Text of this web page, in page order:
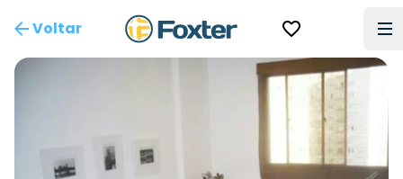
Voltar